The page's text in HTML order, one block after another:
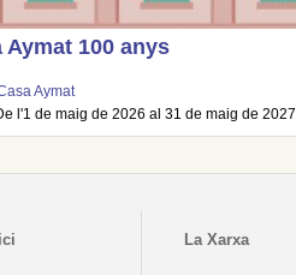
Aymat 100 anys
Aymat
l'1 de maig de 2026 al 31 de maig de 2027
La Xarxa